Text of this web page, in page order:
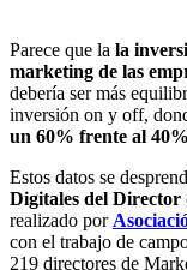
Parece que la la
marketing de las
debería ser más
inversión on y off,
un 60% frente al
Estos datos se
Digitales del
realizado por
con el trabajo de
219 directores de